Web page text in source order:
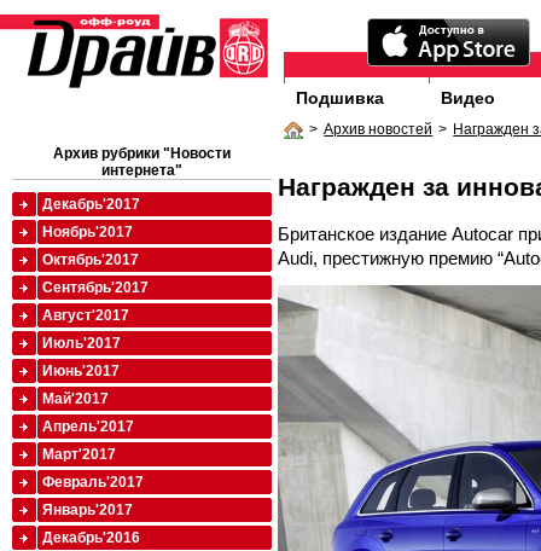
Подшивка Видео
> Архив новостей > Награжден
Награжден за
Британское издание Autocar
Audi, престижную премию
Архив рубрики "Новости
интернета"
Декабрь'2017
Ноябрь'2017
Октябрь'2017
Сентябрь'2017
Август'2017
Июль'2017
Июнь'2017
Май'2017
Апрель'2017
Март'2017
Февраль'2017
Январь'2017
Декабрь'2016